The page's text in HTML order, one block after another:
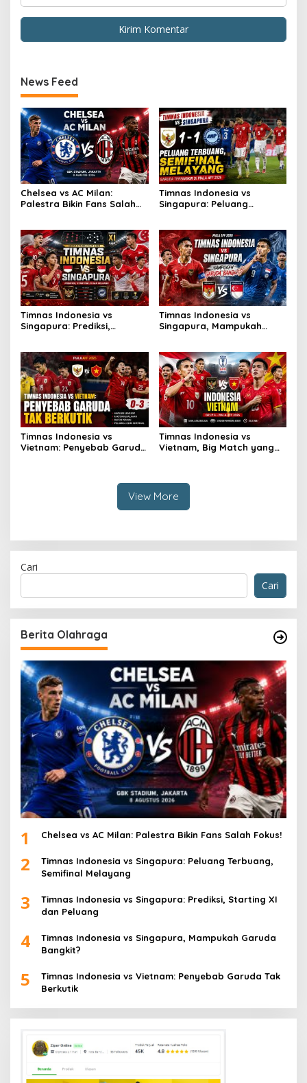
News Feed
Chelsea vs AC Milan:
Palestra Bikin Fans Salah
Timnas Indonesia vs
Singapura: Peluang
Timnas Indonesia vs
Singapura: Prediksi,
Timnas Indonesia vs
Singapura, Mampukah
Timnas Indonesia vs
Vietnam: Penyebab Garuda
Timnas Indonesia vs
Vietnam, Big Match yang
View More
Cari
Cari
Berita Olahraga
1 Chelsea vs AC Milan: Palestra Bikin Fans Salah Fokus!
2
Timnas Indonesia vs Singapura: Peluang Terbuang,
Semifinal Melayang
3
Timnas Indonesia vs Singapura: Prediksi, Starting XI
dan Peluang
4
Timnas Indonesia vs Singapura, Mampukah Garuda
Bangkit?
5
Timnas Indonesia vs Vietnam: Penyebab Garuda Tak
Berkutik